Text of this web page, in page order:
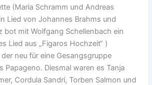
(Maria Schramm und Andreas
Lied von Johannes Brahms und
bot mit Wolfgang Schellenbach ein
Lied aus „Figaros Hochzeit“ )
neu für eine Gesangsgruppe
Papageno. Diesmal waren es Tanja
Cordula Sandri, Torben Salmon und